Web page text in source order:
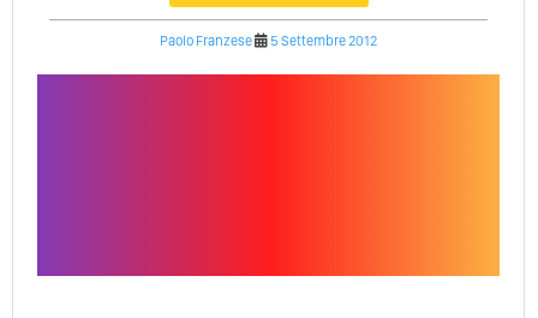
Paolo Franzese 5 Settembre 2012